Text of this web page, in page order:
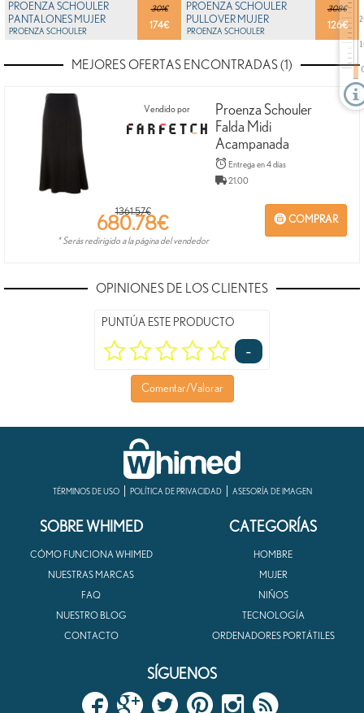
301€
174€
PROENZA SCHOULER
PANTALONES MUJER
PROENZA SCHOULER
308€
126€
PROENZA SCHOULER
PULLOVER MUJER
PROENZA SCHOULER
MEJORES OFERTAS ENCONTRADAS (1)
Vendido por
Proenza Schouler
Falda Midi
Acampanada
Entrega en 4 días
21.00
COMPRAR
1361.57€
680.78€
* Serás redirigido a la página del vendedor
OPINIONES DE LOS CLIENTES
PUNTÚA ESTE PRODUCTO
-
Comentar/Valorar
TÉRMINOS DE USO POLÍTICA DE PRIVACIDAD ASESORÍA DE IMAGEN
SOBRE WHIMED
CÓMO FUNCIONA WHIMED
NUESTRAS MARCAS
FAQ
NUESTRO BLOG
CONTACTO
CATEGORÍAS
HOMBRE
MUJER
NIÑOS
TECNOLOGÍA
ORDENADORES PORTÁTILES
SÍGUENOS